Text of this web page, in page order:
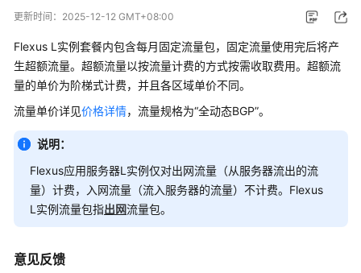
新
态
产
介
绍
快
速
入
门
用
更新时间： 2025-12-12 GMT+08:00
Flexus L实例套餐内包含每月固定流量包，固定流量使用完后将产
生超额流量。超额流量以按流量计费的方式按需收取费用。 超额流
量的单价为阶梯式计费，并且各区域单价不同。
流量单价详见价格详情，流量规格为“全动态BGP”。
说明：
Flexus应用服务器L实例仅对出网流量（从服务器流出的流
量）计费，入网流量（流入服务器的流量）不计费。Flexus
L实例流量包指出网流量包。
意见反馈